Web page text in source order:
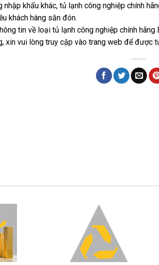
nhập khẩu khác, tủ lạnh công nghiệp chính
khách hàng săn đón.
tin về loại tủ lạnh công nghiệp chính hãng
xin vui lòng truy cập vào trang web để được